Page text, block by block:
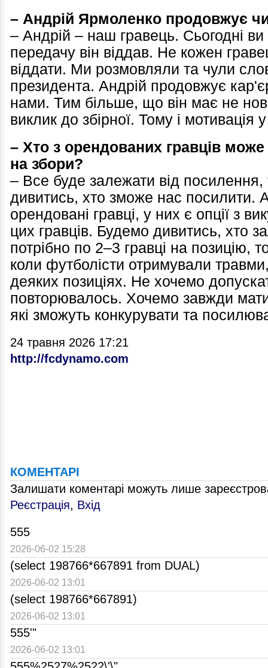
– Андрій Ярмоленко продовжує
– Андрій – наш гравець. Сьогодні ви
передачу він віддав. Не кожен
віддати. Ми розмовляли та чули
президента. Андрій продовжує
нами. Тим більше, що він має не
виклик до збірної. Тому і мотивація
– Хто з орендованих гравців може
на збори?
– Все буде залежати від
дивитись, хто зможе нас посилити.
орендовані гравці, у них є опції з
цих гравців. Будемо дивитись, хто
потрібно по 2–3 гравці на позицію,
коли футболісти отримували
деяких позиціях. Не хочемо
повторювалось. Хочемо завжди
які зможуть конкурувати та
24 травня 2026 17:21
http://fcdynamo.com
КОМЕНТАРІ
Залишати коментарі можуть лише
Реєстрація, Вхід
555
2026-06-02 15:28
(select 198766*667891 from DUAL)
2026-06-02 13:01
(select 198766*667891)
2026-06-02 13:01
555'"
2026-06-02 13:01